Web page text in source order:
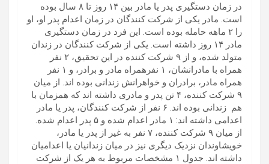
در زمان دستگیری پدر یا مادر بین ۱۴ روز تا ۸ سال بوده
است. مادر یکی از شرکت کنندگان در زمان اعدام پدر او، او
را ۲ ماهه حامله بوده است. این فرد در زمان دستگیری
مادر ۱۴ روز داشته است. یکی از شرکت کنندگان در زندان
متولد شده، و از ۹ شرکت کننده در این تحقیق، ۲ نفر
همراه با مادرانشان، ۱ نفرهمراه مادر و برادر، و ۱ نفر
همراه مادر، برادران و خواهرانش زندانی بوده اند. از میان
۹ شرکت کننده، ۴ تن پدر و مادری داشته اند که همزمان با
هم زندانی بوده اند. ۶ نفر از شرکت کنندگان، پدر یا مادر
اعدامی داشته اند: ۱ مادر اعدام شده و ۵ پدر اعدام شده.
از میان ۹ شرکت کننده، ۷ نفر به غیر از پدر یا مادر،
خویشاوندان نزدیک دیگری نیز در میان زندانیان یا اعدامیان
داشته اند. جدول ۱ مشخصات مربوط به هر یک از شرکت